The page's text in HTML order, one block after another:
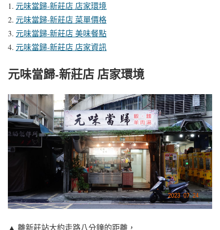
元味當歸-新莊店 店家環境
元味當歸-新莊店 菜單價格
元味當歸-新莊店 美味餐點
元味當歸-新莊店 店家資訊
元味當歸-新莊店 店家環境
▲ 離新莊站大約走路八分鐘的距離，